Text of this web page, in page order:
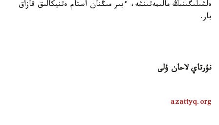
ەلشىلىگىنىڭ مالىمەتىنشە، ءبىر مىڭنان استام ەتنيكالىق قازاق
بار.
نۇرتاي لاحان ۇلى
azattyq.org